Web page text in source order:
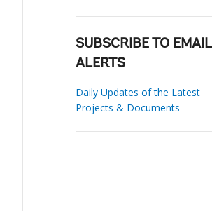
SUBSCRIBE TO EMAIL
ALERTS
Daily Updates of the Latest
Projects & Documents